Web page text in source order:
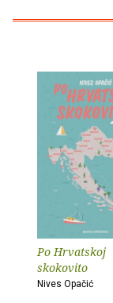
Po Hrvatskoj
skokovito
Nives Opačić